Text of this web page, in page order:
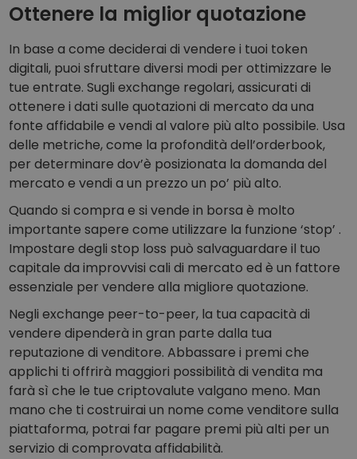
Ottenere la miglior quotazione
In base a come deciderai di vendere i tuoi token
digitali, puoi sfruttare diversi modi per ottimizzare le
tue entrate. Sugli exchange regolari, assicurati di
ottenere i dati sulle quotazioni di mercato da una
fonte affidabile e vendi al valore più alto possibile. Usa
delle metriche, come la profondità dell’orderbook,
per determinare dov’è posizionata la domanda del
mercato e vendi a un prezzo un po’ più alto.
Quando si compra e si vende in borsa è molto
importante sapere come utilizzare la funzione ‘stop’ .
Impostare degli stop loss può salvaguardare il tuo
capitale da improvvisi cali di mercato ed è un fattore
essenziale per vendere alla migliore quotazione.
Negli exchange peer-to-peer, la tua capacità di
vendere dipenderà in gran parte dalla tua
reputazione di venditore. Abbassare i premi che
applichi ti offrirà maggiori possibilità di vendita ma
farà sì che le tue criptovalute valgano meno. Man
mano che ti costruirai un nome come venditore sulla
piattaforma, potrai far pagare premi più alti per un
servizio di comprovata affidabilità.